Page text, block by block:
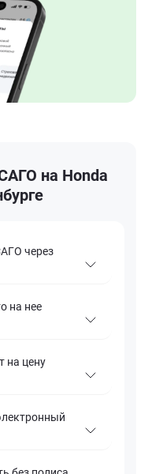
на Honda
через
на нее
на цену